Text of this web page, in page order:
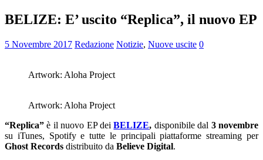
BELIZE: E’ uscito “Replica”, il nuovo EP
5 Novembre 2017 Redazione Notizie, Nuove uscite 0
Artwork: Aloha Project
Artwork: Aloha Project
“Replica” è il nuovo EP deiBELIZE, disponibile dal 3 novembre
su iTunes, Spotify e tutte le principali piattaforme streaming per
Ghost Records distribuito da Believe Digital.